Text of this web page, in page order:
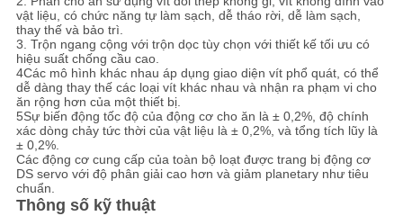
SÁCH
BẢO
MẬT
vật liệu, có chức năng tự làm sạch, dễ tháo rời, dễ làm sạch,
thay thế và bảo trì.
3. Trộn ngang cộng với trộn dọc tùy chọn với thiết kế tối ưu có
hiệu suất chống cầu cao.
4Các mô hình khác nhau áp dụng giao diện vít phổ quát, có thể
dễ dàng thay thế các loại vít khác nhau và nhận ra phạm vi cho
ăn rộng hơn của một thiết bị.
5Sự biến động tốc độ của động cơ cho ăn là ± 0,2%, độ chính
xác dòng chảy tức thời của vật liệu là ± 0,2%, và tổng tích lũy là
± 0,2%.
Các động cơ cung cấp của toàn bộ loạt được trang bị động cơ
DS servo với độ phân giải cao hơn và giảm planetary như tiêu
chuẩn.
Thông số kỹ thuật